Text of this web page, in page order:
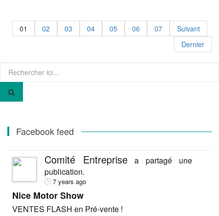
01 02 03 04 05 06 07
Suivant
Dernier
pour
Facebook feed
Comité Entreprise a partagé une
publication.
7 years ago
Nice Motor Show
VENTES FLASH en Pré-vente !